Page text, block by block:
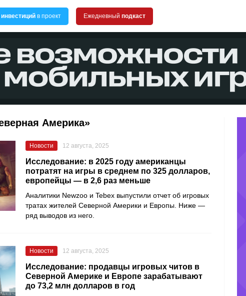
инвестиций в проект Ежедневный подкаст
Америка»
Новости 12 августа, 2025
Исследование: в 2025 году американцы
потратят на игры в среднем по 325 долларов,
европейцы — в 2,6 раз меньше
Аналитики Newzoo и Tebex выпустили отчет об игровых
тратах жителей Северной Америки и Европы. Ниже —
ряд выводов из него.
Новости 12 августа, 2025
Исследование: продавцы игровых читов в
Северной Америке и Европе зарабатывают
до 73,2 млн долларов в год